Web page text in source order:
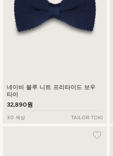
네이비 블루 니트 프리타이드 보우
타이
32,890원
30 색상 TAILOR TOKI